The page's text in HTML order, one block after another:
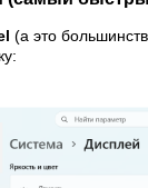
(а это